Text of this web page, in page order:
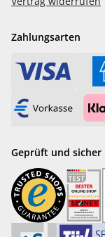
Zahlungsarten
Geprüft und sicher